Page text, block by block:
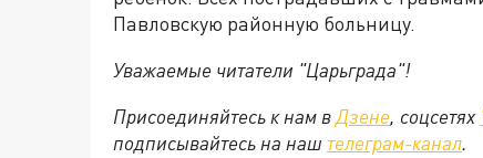
Павловскую районную больницу.
Уважаемые читатели "Царьграда"!
Присоединяйтесь к нам вДзене, соцсетях
подписывайтесь на наш телеграм-канал.